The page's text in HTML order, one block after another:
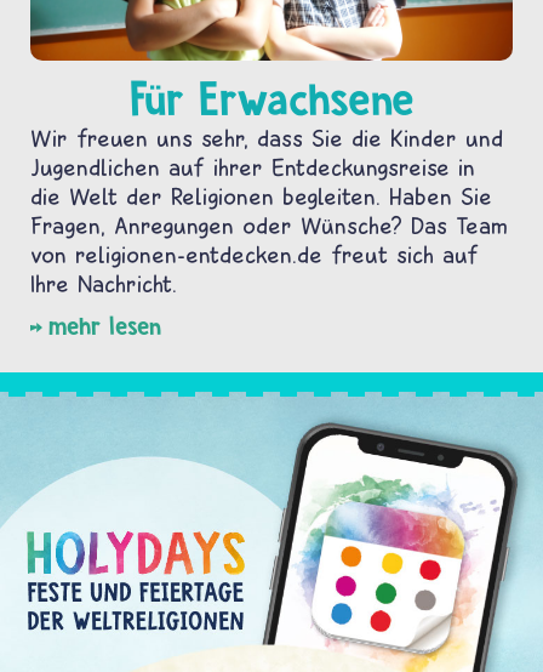
Für Erwachsene
Wir freuen uns sehr, dass Sie die Kinder und
Jugendlichen auf ihrer Entdeckungsreise in
die Welt der Religionen begleiten. Haben Sie
Fragen, Anregungen oder Wünsche? Das Team
von religionen-entdecken.de freut sich auf
Ihre Nachricht.
mehr lesen